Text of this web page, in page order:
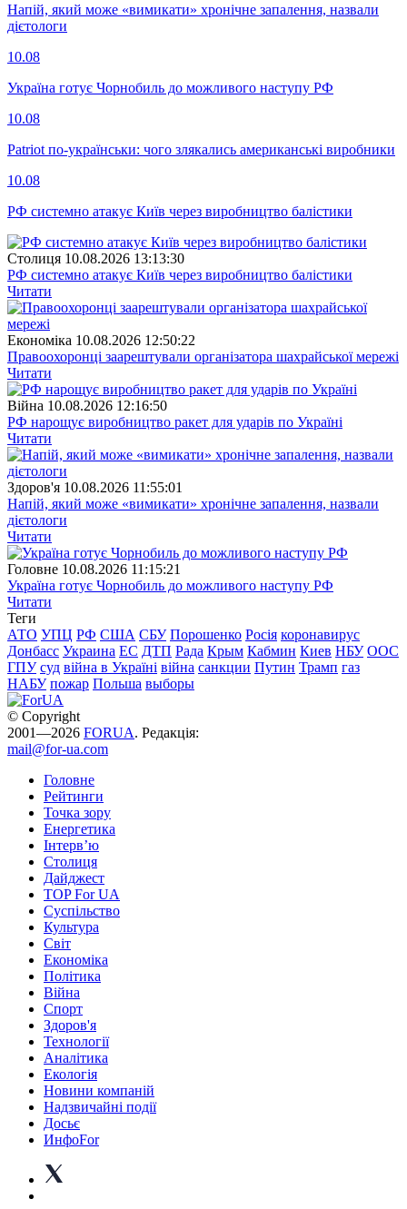
Напій, який може «вимикати» хронічне запалення, назвали
дієтологи
10.08
Україна готує Чорнобиль до можливого наступу РФ
10.08
Patriot по-українськи: чого злякались американські виробники
10.08
РФ системно атакує Київ через виробництво балістики
Столиця 10.08.2026 13:13:30
РФ системно атакує Київ через виробництво балістики
Читати
Економіка 10.08.2026 12:50:22
Правоохоронці заарештували організатора шахрайської мережі
Читати
Війна 10.08.2026 12:16:50
РФ нарощує виробництво ракет для ударів по Україні
Читати
Здоров'я 10.08.2026 11:55:01
Напій, який може «вимикати» хронічне запалення, назвали
дієтологи
Читати
Головне 10.08.2026 11:15:21
Україна готує Чорнобиль до можливого наступу РФ
Читати
Теги
АТО УПЦ РФ США СБУ Порошенко Росія коронавирус
Донбасс Украина ЕС ДТП Рада Крым Кабмин Киев НБУ ООС
ГПУ суд війна в Україні війна санкции Путин Трамп газ
НАБУ пожар Польша выборы
© Copyright
2001—2026 FORUA. Редакція:
mail@for-ua.com
Головне
Рейтинги
Точка зору
Енергетика
Інтерв’ю
Столиця
Дайджест
TOP For UA
Суспiльство
Культура
Світ
Економіка
Політика
Війна
Спорт
Здоров'я
Технології
Аналітика
Екологія
Новини компаній
Надзвичайні події
Досьє
ИнфоFor